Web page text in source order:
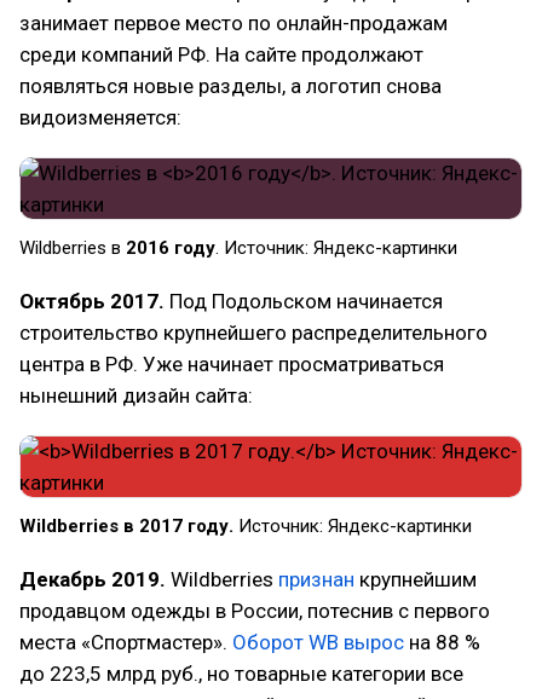
занимает первое место по онлайн-продажам
среди компаний РФ. На сайте продолжают
появляться новые разделы, а логотип снова
видоизменяется:
Wildberries в 2016 году. Источник: Яндекс-картинки
Октябрь 2017. Под Подольском начинается
строительство крупнейшего распределительного
центра в РФ. Уже начинает просматриваться
нынешний дизайн сайта:
Wildberries в 2017 году. Источник: Яндекс-картинки
Декабрь 2019. Wildberries признан крупнейшим
продавцом одежды в России, потеснив с первого
места «Спортмастер». Оборот WB вырос на 88 %
до 223,5 млрд руб., но товарные категории все